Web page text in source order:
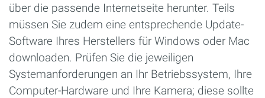
über die passende Internetseite herunter. Teils
müssen Sie zudem eine entsprechende Update-
Software Ihres Herstellers für Windows oder Mac
downloaden. Prüfen Sie die jeweiligen
Systemanforderungen an Ihr Betriebssystem, Ihre
Computer-Hardware und Ihre Kamera; diese sollte